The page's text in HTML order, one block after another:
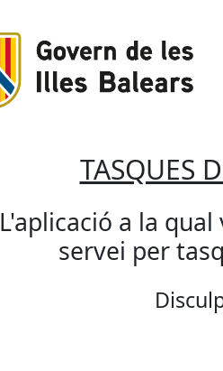
TASQUES
L'aplicació a la
servei per